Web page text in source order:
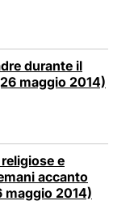
durante il
maggio 2014)
e
accanto
maggio 2014)